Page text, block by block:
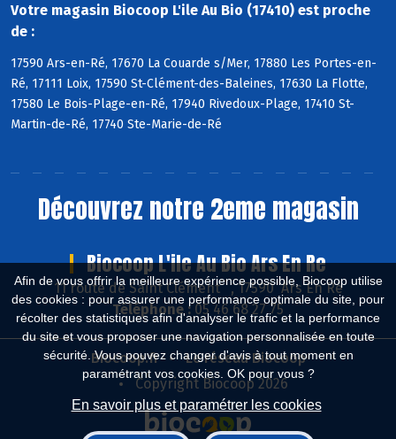
Afin de vous offrir la meilleure expérience possible, Biocoop utilise
des cookies : pour assurer une performance optimale du site, pour
récolter des statistiques afin d'analyser le trafic et la performance
du site et vous proposer une navigation personnalisée en toute
sécurité. Vous pouvez changer d'avis à tout moment en
paramétrant vos cookies. OK pour vous ?
En savoir plus et paramétrer les cookies
Votre magasin Biocoop L'ile Au Bio (17410) est proche
de :
17590 Ars-en-Ré, 17670 La Couarde s/Mer, 17880 Les Portes-en-
Ré, 17111 Loix, 17590 St-Clément-des-Baleines, 17630 La Flotte,
17580 Le Bois-Plage-en-Ré, 17940 Rivedoux-Plage, 17410 St-
Martin-de-Ré, 17740 Ste-Marie-de-Ré
Découvrez notre 2eme magasin
Biocoop L'ile Au Bio Ars En Re
11 route de Saint Clément , 17590 Ars En Ré
Téléphone : 05 46 68 27 75
Biocoop.fr
Le réseau Biocoop
Copyright Biocoop 2026